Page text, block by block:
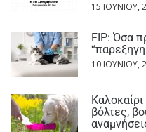
15 ΙΟΥΝΊΟΥ,
FIP: Όσα
10 ΙΟΥΝΊΟΥ,
βόλτες,